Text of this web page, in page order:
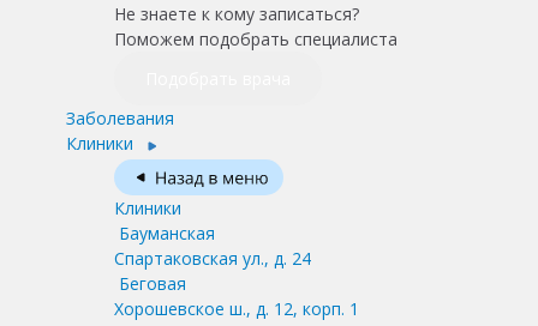
Не знаете к кому записаться?
Поможем подобрать специалиста
Заболевания
Клиники
Клиники
Бауманская
Спартаковская ул., д. 24
Беговая
Хорошевское ш., д. 12, корп. 1